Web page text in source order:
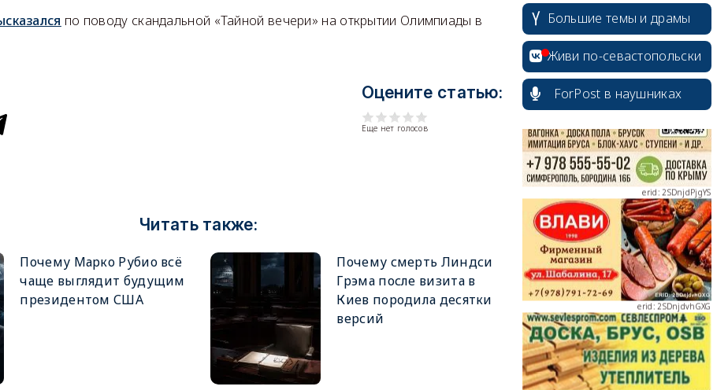
по поводу скандальной «Тайной вечери» на открытии Олимпиады в
Оцените статью:
Еще нет голосов
Читать также:
Почему Марко Рубио всё
чаще выглядит будущим
президентом США
Почему смерть Линдси
Грэма после визита в
Киев породила десятки
версий
Большие темы и драмы
Живи по-севастопольски
ForPost в наушниках
erid: 2SDnjcrDNw6
erid: 2SDnjdPjgYS
erid: 2SDnjdvhGXG
erid: 2SDnjcLUypt